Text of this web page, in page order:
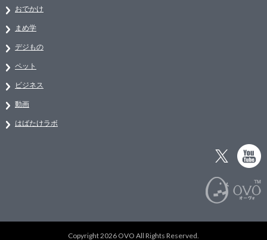
おでかけ
まめ学
デジもの
ペット
ビジネス
動画
はばたけラボ
Copyright 2026 OVO All Rights Reserved.